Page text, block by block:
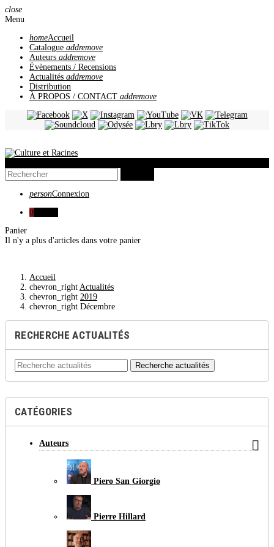
close
Menu
homeAccueil
Catalogue addremove
Auteurs addremove
Évènements / Recensions
Actualités addremove
Distribution
À PROPOS / CONTACT addremove
personConnexion
0
Panier
Il n'y a plus d'articles dans votre panier
Accueil
chevron_right Actualités
chevron_right 2019
chevron_right Décembre
RECHERCHE ACTUALITÉS
Recherche actualités
CATÉGORIES
Auteurs 
Piero San Giorgio
Pierre Hillard